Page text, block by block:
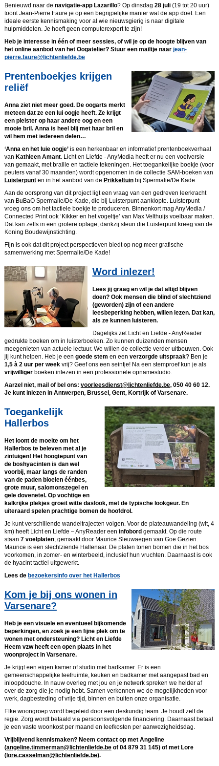
Benieuwd naar de navigatie-app Lazarillo? Op dinsdag 28 juli(19 tot 20 uur)
toont Jean-Pierre Faure je op een begrijpelijke manier wat de app doet. Een
ideale eerste kennismaking voor al wie nieuwsgierig is naar digitale
hulpmiddelen. Je hoeft geen computerexpert te zijn!
Heb je interesse in één of meer sessies, of wil je op de hoogte blijven van
het online aanbod van het Oogatelier? Stuur een mailtje naar jean-
pierre.faure@lichtenliefde.be
Prentenboekjes krijgen
reliëf
Anna ziet niet meer goed. De oogarts merkt
meteen dat ze een lui oogje heeft. Ze krijgt
een pleister op haar andere oog en een
mooie bril. Anna is heel blij met haar bril en
wil hem met iedereen delen…
‘Anna en het luie oogje’is een herkenbaar en informatief prentenboekverhaal
van Kathleen Amant. Licht en Liefde - AnyMedia heeft er nu een voelversie
van gemaakt, met braille en tactiele tekeningen. Het toegankelijke boekje (voor
peuters vanaf 30 maanden) wordt opgenomen in de collectie SAM-boeken van
Luisterpunten in het aanbod van de Prikkeltuinbij Spermalie/De Kade.
Aan de oorsprong van dit project ligt een vraag van een gedreven leerkracht
van BuBaO Spermalie/De Kade, die bij Luisterpunt aanklopte. Luisterpunt
vroeg ons om het tactiele boekje te produceren. Binnenkort mag AnyMedia /
Connected Print ook ‘Kikker en het vogeltje’ van Max Velthuijs voelbaar maken.
Dat kan zelfs in een grotere oplage, dankzij steun die Luisterpunt kreeg van de
Koning Boudewijnstichting.
Fijn is ook dat dit project perspectieven biedt op nog meer grafische
samenwerking met Spermalie/De Kade!
Word inlezer!
Lees jij graag en wil je dat altijd blijven
doen? Ook mensen die blind of slechtziend
(geworden) zijn of een andere
leesbeperking hebben, willen lezen. Dat kan,
als ze kunnen luisteren.
Dagelijks zet Licht en Liefde - AnyReader
gedrukte boeken om in luisterboeken. Zo kunnen duizenden mensen
meegenieten van actuele lectuur. We willen de collectie verder uitbouwen. Ook
jij kunt helpen. Heb je een goede stem en een verzorgde uitspraak? Ben je
1,5 à 2 uur per weekvrij? Geef ons een seintje! Na een stemproef kun je als
vrijwilligerboeken inlezen in een professionele opnamestudio.
Aarzel niet, mail of bel ons: voorleesdienst@lichtenliefde.be, 050 40 60 12.
Je kunt inlezen in Antwerpen, Brussel, Gent, Kortrijk of Varsenare.
Toegankelijk
Hallerbos
Het loont de moeite om het
Hallerbos te beleven met al je
zintuigen! Het hoogtepunt van
de boshyacinten is dan wel
voorbij, maar langs de randen
van de paden bloeien éénbes,
grote muur, salomonszegel en
gele dovenetel. Op vochtige en
kalkrijke plekjes groeit witte daslook, met de typische lookgeur. En
uiteraard spelen prachtige bomen de hoofdrol.
Je kunt verschillende wandeltrajecten volgen. Voor de plateauwandeling (wit, 4
km) heeft Licht en Liefde – AnyReader een infobordgemaakt. Op die route
staan 7 voelplaten, gemaakt door Maurice Sleuwaegen van Goe Gezien.
Maurice is een slechtziende Hallenaar. De platen tonen bomen die in het bos
voorkomen, in zomer- en winterbeeld, inclusief hun vruchten. Daarnaast is ook
de hyacint tactiel uitgewerkt.
Lees de bezoekersinfo over het Hallerbos
Kom je bij ons wonen in
Varsenare?
Heb je een visuele en eventueel bijkomende
beperkingen, en zoek je een fijne plek om te
wonen met ondersteuning? Licht en Liefde
Heem vzw heeft een open plaats in het
woonproject in Varsenare.
Je krijgt een eigen kamer of studio met badkamer. Er is een
gemeenschappelijke leefruimte, keuken en badkamer met aangepast bad en
inloopdouche. In nauw overleg met jou en je netwerk spreken we helder af
over de zorg die je nodig hebt. Samen verkennen we de mogelijkheden voor
werk, dagbesteding of vrije tijd, binnen en buiten onze organisatie.
Elke woongroep wordt begeleid door een deskundig team. Je houdt zelf de
regie. Zorg wordt betaald via persoonsvolgende financiering. Daarnaast betaal
je een vaste woonkost per maand en leefkosten per aanwezigheidsdag.
Vrijblijvend kennismaken? Neem contact op met Angeline
(angeline.timmerman@lichtenliefde.beof 04 879 31 145) of met Lore
(lore.casselman@lichtenliefde.be).